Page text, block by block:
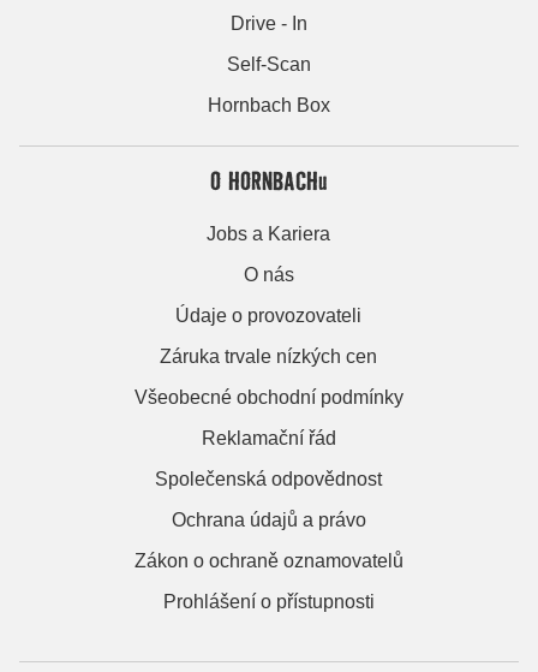
Drive - In
Self-Scan
Hornbach Box
O HORNBACHu
Jobs a Kariera
O nás
Údaje o provozovateli
Záruka trvale nízkých cen
Všeobecné obchodní podmínky
Reklamační řád
Společenská odpovědnost
Ochrana údajů a právo
Zákon o ochraně oznamovatelů
Prohlášení o přístupnosti